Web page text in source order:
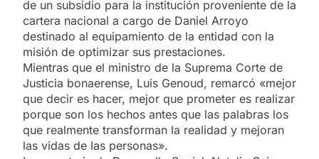
de un subsidio para la institución proveniente de la
cartera nacional a cargo de Daniel Arroyo
destinado al equipamiento de la entidad con la
misión de optimizar sus prestaciones.
Mientras que el ministro de la Suprema Corte de
Justicia bonaerense, Luis Genoud, remarcó «mejor
que decir es hacer, mejor que prometer es realizar
porque son los hechos antes que las palabras los
que realmente transforman la realidad y mejoran
las vidas de las personas».